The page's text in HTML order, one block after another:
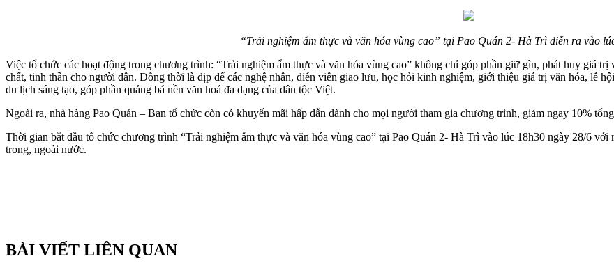
“Trải nghiệm ẩm thực và văn hóa vùng cao” tại Pao Quán 2- Hà Trì diễn ra vào
Việc tổ chức các hoạt động trong chương trình: “Trải nghiệm ẩm thực và văn hóa vùng cao” không chỉ góp phần giữ gìn, phát huy giá
chất, tinh thần cho người dân. Đồng thời là dịp để các nghệ nhân, diễn viên giao lưu, học hỏi kinh nghiệm, giới thiệu giá trị văn hóa, lễ
du lịch sáng tạo, góp phần quảng bá nền văn hoá đa dạng của dân tộc Việt.
Ngoài ra, nhà hàng Pao Quán – Ban tổ chức còn có khuyến mãi hấp dẫn dành cho mọi người tham gia chương trình, giảm ngay 10%
Thời gian bắt đầu tổ chức chương trình “Trải nghiệm ẩm thực và văn hóa vùng cao” tại Pao Quán 2- Hà Trì vào lúc 18h30 ngày 28/6
trong, ngoài nước.
BÀI VIẾT LIÊN QUAN